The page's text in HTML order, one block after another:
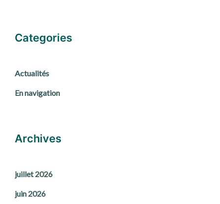
Categories
Actualités
En navigation
Archives
juillet 2026
juin 2026